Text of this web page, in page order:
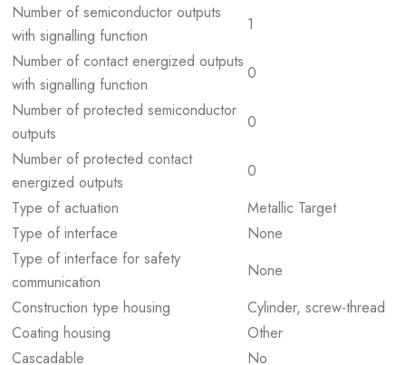
Number of semiconductor outputs
with signalling function
1
Number of contact energized outputs
with signalling function
0
Number of protected semiconductor
outputs
0
Number of protected contact
energized outputs
0
Type of actuation
Metallic Target
Type of interface
None
Type of interface for safety
communication
None
Construction type housing
Cylinder, screw-thread
Coating housing
Other
Cascadable
No